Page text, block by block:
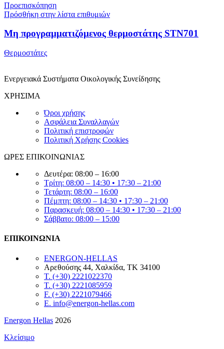
Προεπισκόπηση
Πρόσθήκη στην λίστα επιθυμιών
Μη προγραμματιζόμενος θερμοστάτης STN701
Θερμοστάτες
Ενεργειακά Συστήματα Οικολογικής Συνείδησης
ΧΡΗΣΙΜΑ
Όροι χρήσης
Ασφάλεια Συναλλαγών
Πολιτική επιστροφών
Πολιτική Χρήσης Cookies
ΩΡΕΣ ΕΠΙΚΟΙΝΩΝΙΑΣ
Δευτέρα: 08:00 – 16:00
Τρίτη: 08:00 – 14:30 • 17:30 – 21:00
Τετάρτη: 08:00 – 16:00
Πέμπτη: 08:00 – 14:30 • 17:30 – 21:00
Παρασκευή: 08:00 – 14:30 • 17:30 – 21:00
Σάββατο: 08:00 – 15:00
ΕΠΙΚΟΙΝΩΝΙΑ
ENERGON-HELLAS
Αρεθούσης 44, Χαλκίδα, ΤΚ 34100
T. (+30) 2221022370
T. (+30) 2221085959
F. (+30) 2221079466
E. info@energon-hellas.com
Energon Hellas 2026
Κλείσιμο